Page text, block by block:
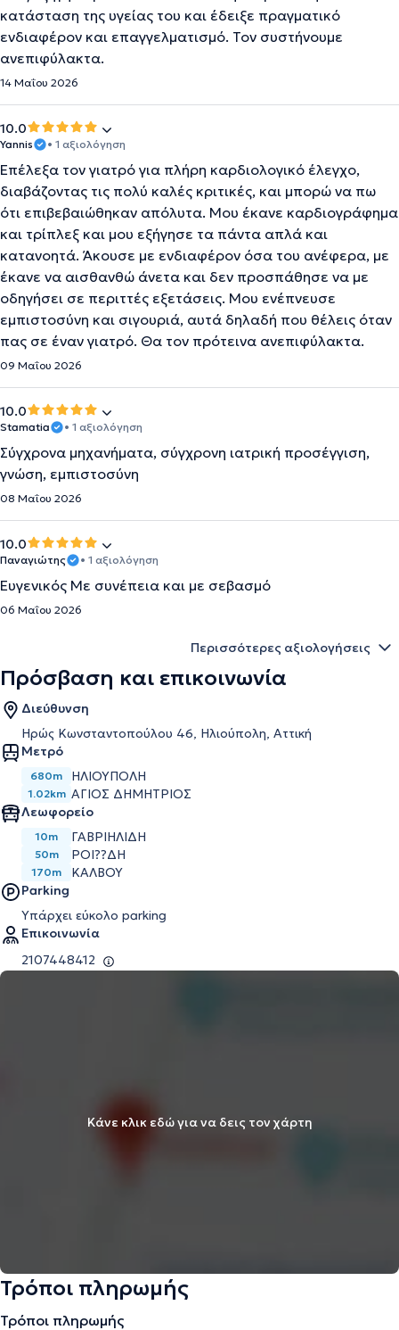
κατάσταση της υγείας του και έδειξε πραγματικό
ενδιαφέρον και επαγγελματισμό. Τον συστήνουμε
ανεπιφύλακτα.
14 Μαΐου 2026
10.0
Yannis • 1 αξιολόγηση
Επέλεξα τον γιατρό για πλήρη καρδιολογικό έλεγχο,
διαβάζοντας τις πολύ καλές κριτικές, και μπορώ να πω
ότι επιβεβαιώθηκαν απόλυτα. Μου έκανε καρδιογράφημα
και τρίπλεξ και μου εξήγησε τα πάντα απλά και
κατανοητά. Άκουσε με ενδιαφέρον όσα του ανέφερα, με
έκανε να αισθανθώ άνετα και δεν προσπάθησε να με
οδηγήσει σε περιττές εξετάσεις. Μου ενέπνευσε
εμπιστοσύνη και σιγουριά, αυτά δηλαδή που θέλεις όταν
πας σε έναν γιατρό. Θα τον πρότεινα ανεπιφύλακτα.
09 Μαΐου 2026
10.0
Stamatia • 1 αξιολόγηση
Σύγχρονα μηχανήματα, σύγχρονη ιατρική προσέγγιση,
γνώση, εμπιστοσύνη
08 Μαΐου 2026
10.0
Παναγιώτης • 1 αξιολόγηση
Ευγενικός Με συνέπεια και με σεβασμό
06 Μαΐου 2026
Περισσότερες αξιολογήσεις
Πρόσβαση και επικοινωνία
Διεύθυνση
Ηρώς Κωνσταντοπούλου 46, Ηλιούπολη, Αττική
Μετρό
680m ΗΛΙΟΎΠΟΛΗ
1.02km ΆΓΙΟΣ ΔΗΜΉΤΡΙΟΣ
Λεωφορείο
10m ΓΑΒΡΙΗΛΙΔΗ
50m ΡΟΙ??ΔΗ
170m
ΚΑΛΒΟΥ
Parking
Υπάρχει εύκολο parking
Επικοινωνία
2107448412
Κάνε κλικ εδώ για να δεις τον χάρτη
Τρόποι πληρωμής
Τρόποι πληρωμής